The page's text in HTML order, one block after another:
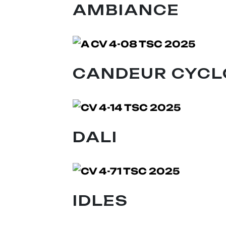
AMBIANCE
CANDEUR
DALI
IDLES